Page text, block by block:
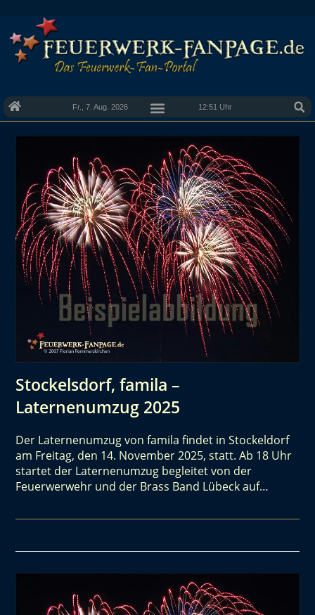
Fr., 7. Aug. 2026 12:51 Uhr
Stockelsdorf, famila –
Laternenumzug 2025
Der Laternenumzug von famila findet in Stockeldorf
am Freitag, den 14. November 2025, statt. Ab 18 Uhr
startet der Laternenumzug begleitet von der
Feuerwerwehr und der Brass Band Lübeck auf…